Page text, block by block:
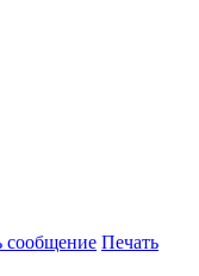
сообщение Печать